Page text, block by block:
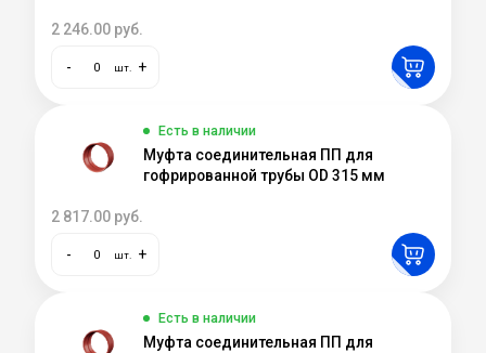
2 246.00 руб.
- шт. +
Есть в наличии
Муфта соединительная ПП для
гофрированной трубы OD 315 мм
2 817.00 руб.
- шт. +
Есть в наличии
Муфта соединительная ПП для